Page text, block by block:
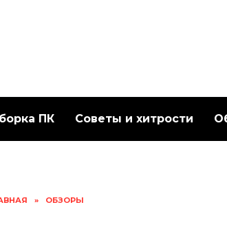
ПК Советы и хитрости
» ОБЗОРЫ